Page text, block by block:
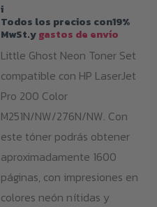
era:
899,00 €.
es:
599,00 €.
i
Todos los precios con19%
MwSt.ygastos de envío
Little Ghost Neon Toner Set
compatible con HP LaserJet
Pro 200 Color
M251N/NW/276N/NW. Con
este tóner podrás obtener
aproximadamente 1600
páginas, con impresiones en
colores neón nítidas y